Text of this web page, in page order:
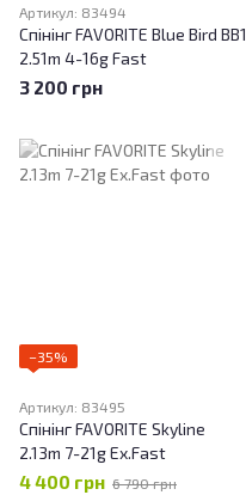
Артикул: 83494
Спінінг FAVORITE Blue Bird BB1
2.51m 4-16g Fast
3 200 грн
−35%
Артикул: 83495
Спінінг FAVORITE Skyline
2.13m 7-21g Ex.Fast
4 400 грн 6 790 грн